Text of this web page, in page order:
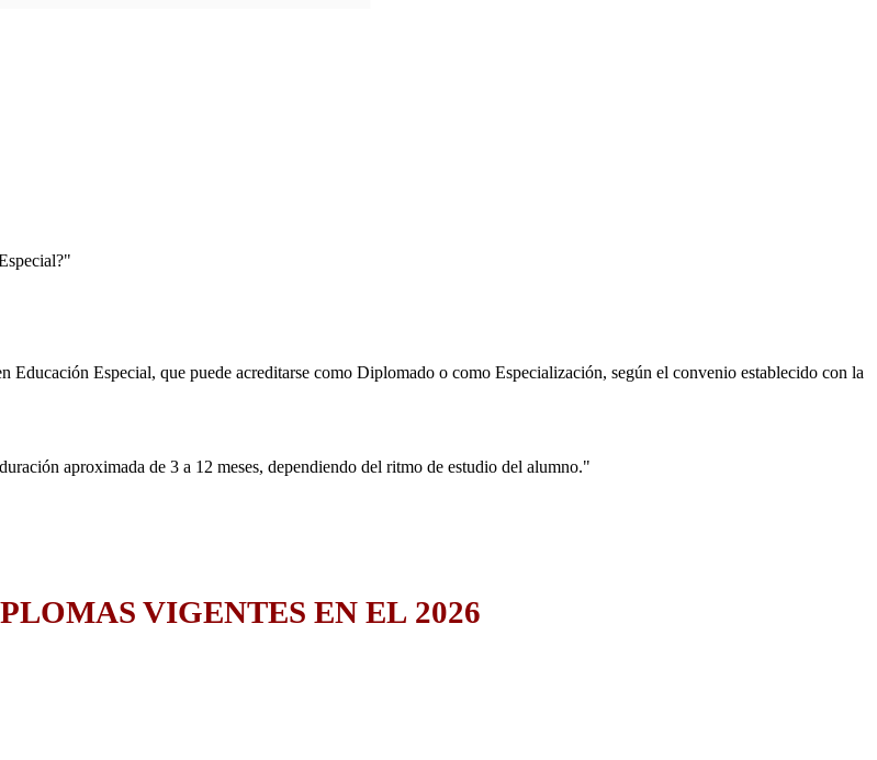
Especial, que puede acreditarse como Diplomado o como Especialización, según el convenio establecido con la
aproximada de 3 a 12 meses, dependiendo del ritmo de estudio del alumno."
VIGENTES EN EL 2026